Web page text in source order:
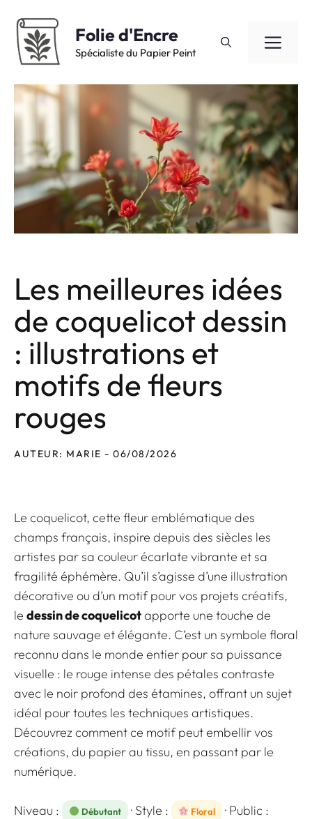
contenu
Folie d'Encre
Spécialiste du Papier Peint
Les meilleures idées
de coquelicot dessin
: illustrations et
motifs de fleurs
rouges
AUTEUR: MARIE - 06/08/2026
Le coquelicot, cette fleur emblématique des
champs français, inspire depuis des siècles les
artistes par sa couleur écarlate vibrante et sa
fragilité éphémère. Qu’il s’agisse d’une illustration
décorative ou d’un motif pour vos projets créatifs,
le dessin de coquelicotapporte une touche de
nature sauvage et élégante. C’est un symbole floral
reconnu dans le monde entier pour sa puissance
visuelle : le rouge intense des pétales contraste
avec le noir profond des étamines, offrant un sujet
idéal pour toutes les techniques artistiques.
Découvrez comment ce motif peut embellir vos
créations, du papier au tissu, en passant par le
numérique.
Niveau : Débutant · Style : Floral · Public :